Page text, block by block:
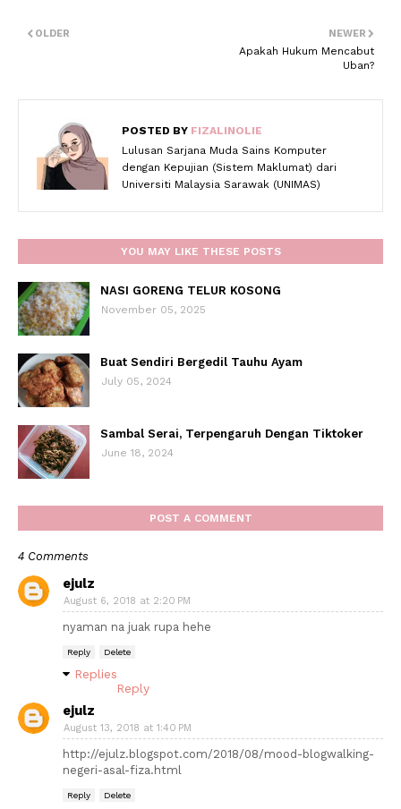
NEWER
Apakah Hukum Mencabut
Uban?
OLDER
POSTED BY FIZALINOLIE
Lulusan Sarjana Muda Sains Komputer
dengan Kepujian (Sistem Maklumat) dari
Universiti Malaysia Sarawak (UNIMAS)
YOU MAY LIKE THESE POSTS
NASI GORENG TELUR KOSONG
November 05, 2025
Buat Sendiri Bergedil Tauhu Ayam
July 05, 2024
Sambal Serai, Terpengaruh Dengan Tiktoker
June 18, 2024
POST A COMMENT
4 Comments
ejulz
August 6, 2018 at 2:20 PM
nyaman na juak rupa hehe
Reply Delete
Replies
Reply
ejulz
August 13, 2018 at 1:40 PM
http://ejulz.blogspot.com/2018/08/mood-blogwalking-
negeri-asal-fiza.html
Reply Delete